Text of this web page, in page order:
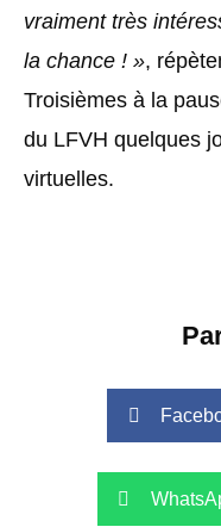
vraiment très
la chance ! »,
Troisièmes à la
du LFVH quelques
virtuelles.